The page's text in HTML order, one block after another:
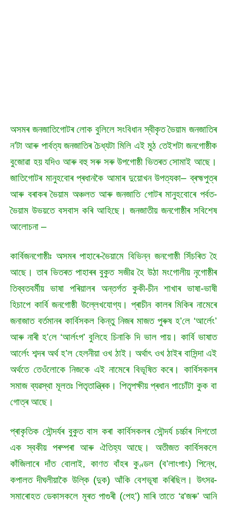
অসমৰ জনজাতিগোটৰ লোক বুলিলে সংবিধান স্বীকৃত ভৈয়াম জনজাতিৰ
ন’টা আৰু পাৰ্বত্য জনজাতিৰ চৈধ্যটা মিলি এই মুঠ তেইশটা জনগোষ্ঠীক
বুজোৱা হয় যদিও আৰু বহু সৰু সৰু উপগোষ্ঠী ভিতৰত সোমাই আছে।
জাতিগোটৰ মানুহবোৰ প্ৰধানকৈ আমাৰ দুয়োখন উপত্যকা– ব্ৰহ্মপুত্ৰ
আৰু বৰাকৰ ভৈয়াম অঞ্চলত আৰু জনজাতি গোটৰ মানুহবোৰে পৰ্বত-
ভৈয়াম উভয়তে বসবাস কৰি আহিছে। জনজাতীয় জনগোষ্ঠীৰ সবিশেষ
আলোচনা –
কাৰ্বিজনগোষ্ঠীঃ অসমৰ পাহাৰে-ভৈয়ামে বিভিন্ন জনগোষ্ঠী সিঁচৰিত হৈ
আছে। তাৰ ভিতৰত পাহাৰৰ বুকুত সজীৱ হৈ উঠা মংগোলীয় নৃগোষ্ঠীৰ
তিব্বতবৰ্মীয় ভাষা পৰিয়ালৰ অন্তৰ্গত কুকী-চীন শাখাৰ ভাষা-ভাষী
হিচাপে কাৰ্বি জনগোষ্ঠী উল্লেখযোগ্য। প্ৰাচীন কালৰ মিকিৰ নামেৰে
জনাজাত বৰ্তমানৰ কাৰ্বিসকল কিন্তু নিজৰ মাজত পুৰুষ হ’লে ‘আৰ্লেং’
আৰু নাৰী হ’লে ‘আৰ্লংপ’ বুলিহে চিনাকি দি ভাল পায়। কাৰ্বি ভাষাত
আৰ্লেং শব্দৰ অৰ্থ হ’ল হেলনীয়া ওখ ঠাই। অৰ্থাৎ ওখ ঠাইৰ বাসিন্দা এই
অৰ্থতে তেওঁলোকে নিজকে এই নামেৰে বিভূষিত কৰে। কাৰ্বিসকলৰ
সমাজ ব্যৱস্থা মূলতঃ পিতৃতান্ত্ৰিক। পিতৃপক্ষীয় প্ৰধান পাচোঁটা কুক বা
গোত্ৰ আছে।
প্ৰাকৃতিক সৌন্দৰ্যৰ বুকুত বাস কৰা কাৰ্বিসকলৰ সৌন্দৰ্য চৰ্চ্চাৰ দিশতো
এক স্বকীয় পৰম্পৰা আৰু ঐতিহ্য আছে। অতীজত কাৰ্বিসকলে
কাঁজিলাৰে দাঁত বোলাই, কাণত বাঁহৰ কুণ্ডল (ব’লাংপাং) পিন্ধে,
কপালত দীঘলীয়াকৈ উল্কি (দুক) আঁকি বেশভূষা কৰিছিল। উৎসৱ-
সমাৰোহত ডেকাসকলে মূৰত পাগুৰী (পেহ’) মাৰি তাতে ‘ৱ’জৰু’ আনি